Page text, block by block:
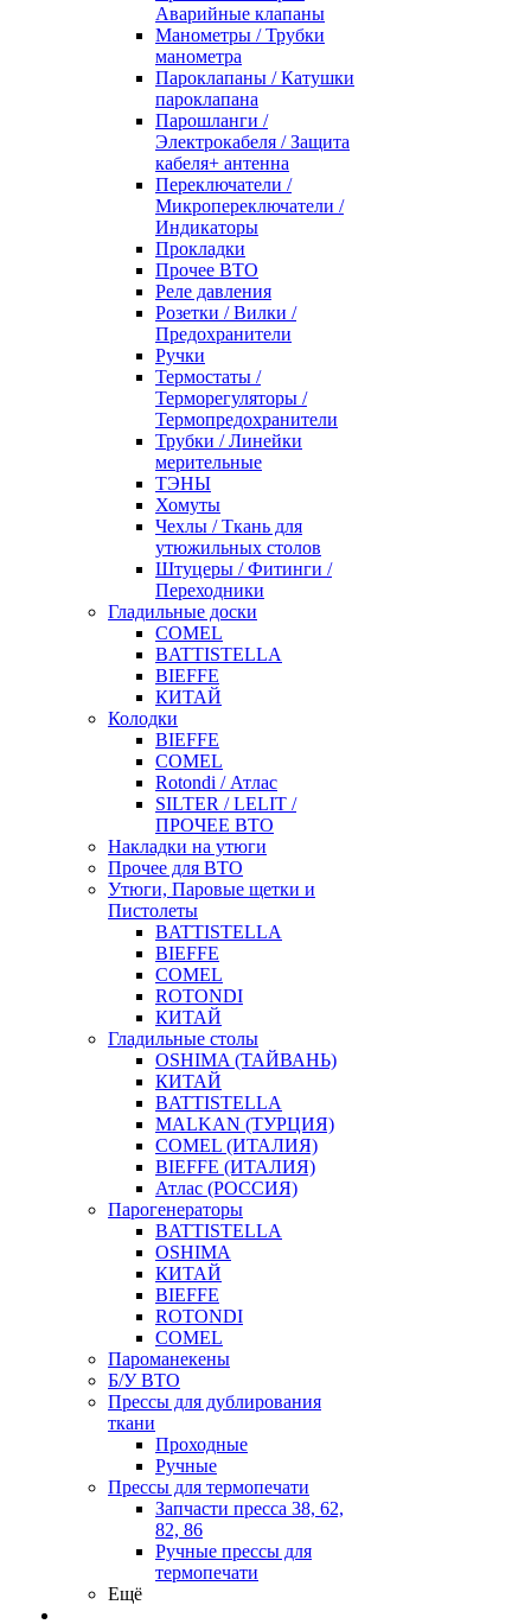
Аварийные клапаны
Манометры / Трубки
манометра
Пароклапаны / Катушки
пароклапана
Парошланги /
Электрокабеля / Защита
кабеля+ антенна
Переключатели /
Микропереключатели /
Индикаторы
Прокладки
Прочее ВТО
Реле давления
Розетки / Вилки /
Предохранители
Ручки
Термостаты /
Терморегуляторы /
Термопредохранители
Трубки / Линейки
мерительные
ТЭНЫ
Хомуты
Чехлы / Ткань для
утюжильных столов
Штуцеры / Фитинги /
Переходники
Гладильные доски
COMEL
BATTISTELLA
BIEFFE
КИТАЙ
Колодки
BIEFFE
COMEL
Rotondi / Атлас
SILTER / LELIT /
ПРОЧЕЕ ВТО
Накладки на утюги
Прочее для ВТО
Утюги, Паровые щетки и
Пистолеты
BATTISTELLA
BIEFFE
COMEL
ROTONDI
КИТАЙ
Гладильные столы
OSHIMA (ТАЙВАНЬ)
КИТАЙ
BATTISTELLA
MALKAN (ТУРЦИЯ)
COMEL (ИТАЛИЯ)
BIEFFE (ИТАЛИЯ)
Атлас (РОССИЯ)
Парогенераторы
BATTISTELLA
OSHIMA
КИТАЙ
BIEFFE
ROTONDI
COMEL
Пароманекены
Б/У ВТО
Прессы для дублирования
ткани
Проходные
Ручные
Прессы для термопечати
Запчасти пресса 38, 62,
82, 86
Ручные прессы для
термопечати
Ещё